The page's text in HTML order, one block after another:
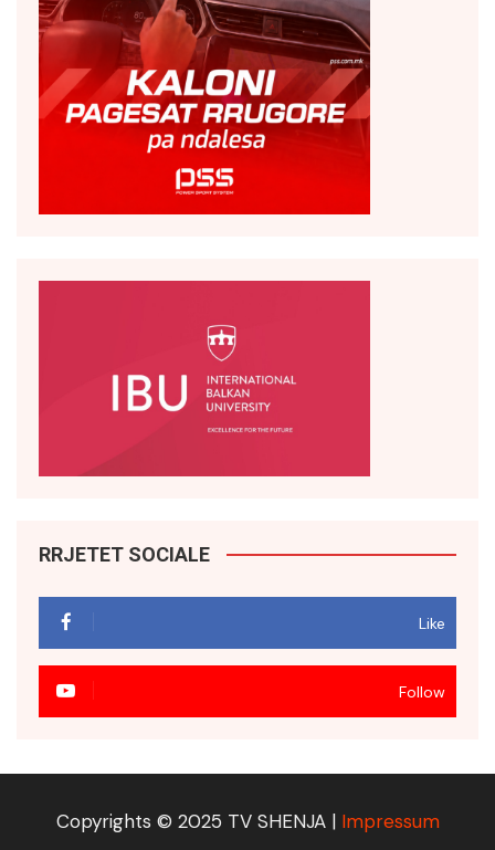
RRJETET SOCIALE
Like
Follow
Copyrights © 2025 TV SHENJA | Impressum